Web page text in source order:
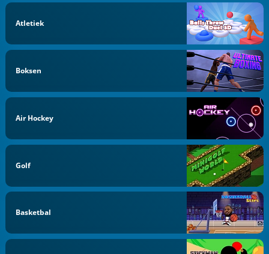
Atletiek
Boksen
Air Hockey
Golf
Basketbal